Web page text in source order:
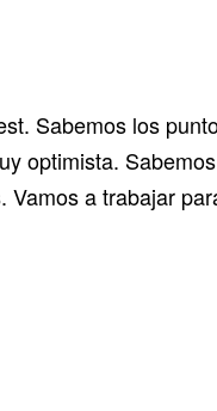
Sabemos los
optimista.
a trabajar